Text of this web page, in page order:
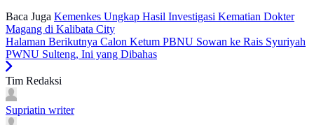
Baca Juga Kemenkes Ungkap Hasil Investigasi Kematian Dokter
Magang di Kalibata City
Halaman Berikutnya Calon Ketum PBNU Sowan ke Rais Syuriyah
PWNU Sulteng, Ini yang Dibahas
Tim Redaksi
Supriatin writer